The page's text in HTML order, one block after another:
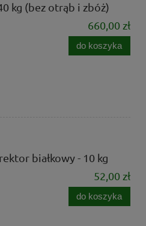
kg (bez otrąb i zbóż)
660,00 zł
do koszyka
białkowy - 10 kg
52,00 zł
do koszyka